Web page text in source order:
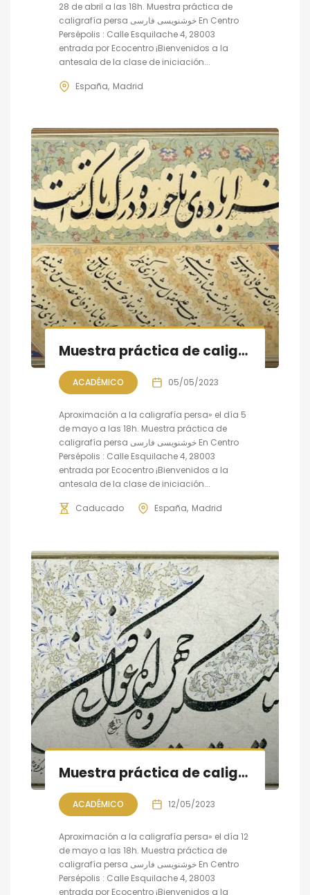
28 de abril a las 18h. Muestra práctica de
caligrafía persa خوشنویسی فارسی En Centro
Persépolis : Calle Esquilache 4, 28003
entrada por Ecocentro ¡Bienvenidos a la
antesala de la clase de iniciación...
España Madrid
Muestra práctica de caligrafía persa, sesión III
ACADÉMICO 05/05/2023
Aproximación a la caligrafía persa» el día 5
de mayo a las 18h. Muestra práctica de
caligrafía persa خوشنویسی فارسی En Centro
Persépolis : Calle Esquilache 4, 28003
entrada por Ecocentro ¡Bienvenidos a la
antesala de la clase de iniciación...
Caducado España Madrid
Muestra práctica de caligrafía persa, sesión IV
ACADÉMICO 12/05/2023
Aproximación a la caligrafía persa» el día 12
de mayo a las 18h. Muestra práctica de
caligrafía persa خوشنویسی فارسی En Centro
Persépolis : Calle Esquilache 4, 28003
entrada por Ecocentro ¡Bienvenidos a la